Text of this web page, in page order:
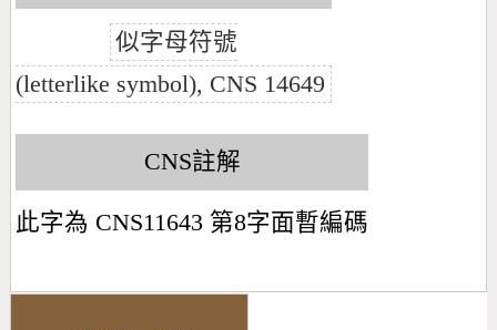
似字母符號
(letterlike symbol), CNS 14649
CNS註解
此字為 CNS11643 第8字面暫編碼